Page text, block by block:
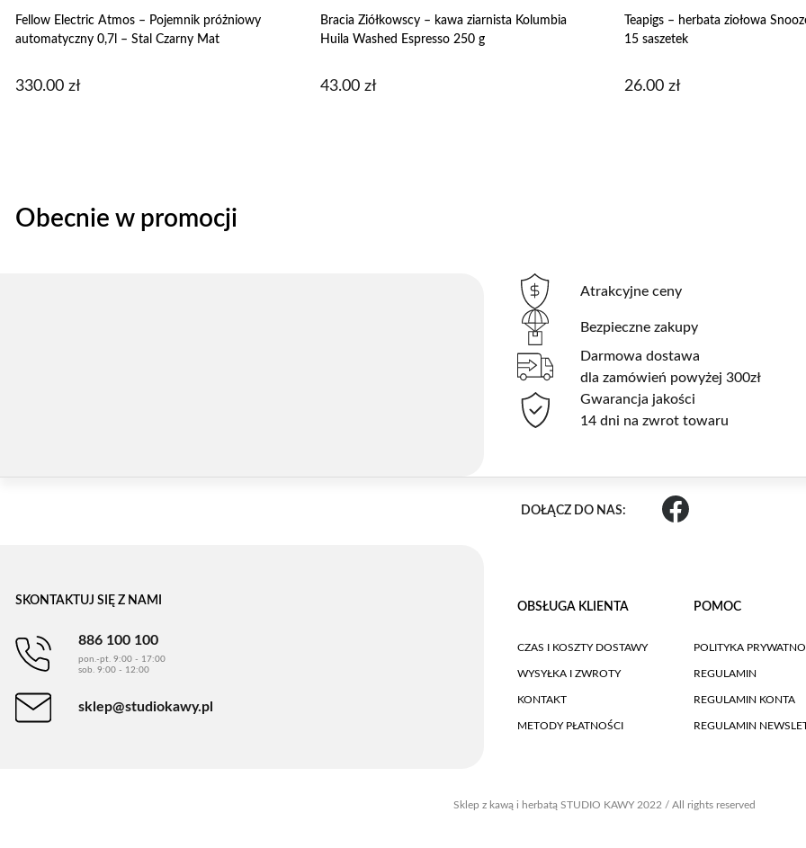
Fellow Electric Atmos – Pojemnik próżniowy
automatyczny 0,7l – Stal Czarny Mat
330.00 zł
Bracia Ziółkowscy – kawa ziarnista Kolumbia
Huila Washed Espresso 250 g
43.00 zł
Teapigs – herbata ziołowa
15 saszetek
26.00zł
Obecnie w promocji
Atrakcyjne ceny
Bezpieczne zakupy
Darmowa dostawa
dla zamówień powyżej 300zł
Gwarancja jakości
14 dni na zwrot towaru
DOŁĄCZ DO NAS:
SKONTAKTUJ SIĘ Z NAMI
886 100 100
pon.-pt. 9:00 - 17:00
sob. 9:00 - 12:00
sklep@studiokawy.pl
OBSŁUGA KLIENTA
CZAS I KOSZTY DOSTAWY
WYSYŁKA I ZWROTY
KONTAKT
METODY PŁATNOŚCI
POMOC
POLITYKA
REGULAMIN
REGULAMIN KONTA
REGULAMIN
Sklep z kawą i herbatą STUDIO KAWY 2022 / All rights reserved